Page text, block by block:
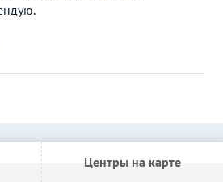
Центры на карте